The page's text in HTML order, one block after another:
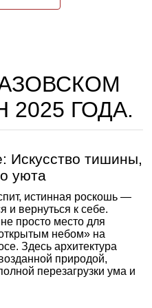
ГОДА.
Искусство тишины,
уюта
истинная роскошь —
и вернуться к себе.
просто место для
небом» на
Здесь архитектура
природой,
перезагрузки ума и